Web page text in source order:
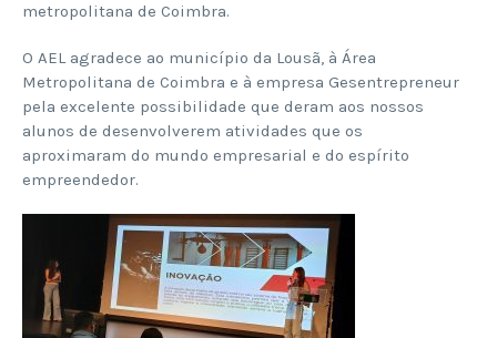
metropolitana de Coimbra.
O AEL agradece ao município da Lousã, à Área
Metropolitana de Coimbra e à empresa Gesentrepreneur
pela excelente possibilidade que deram aos nossos
alunos de desenvolverem atividades que os
aproximaram do mundo empresarial e do espírito
empreendedor.